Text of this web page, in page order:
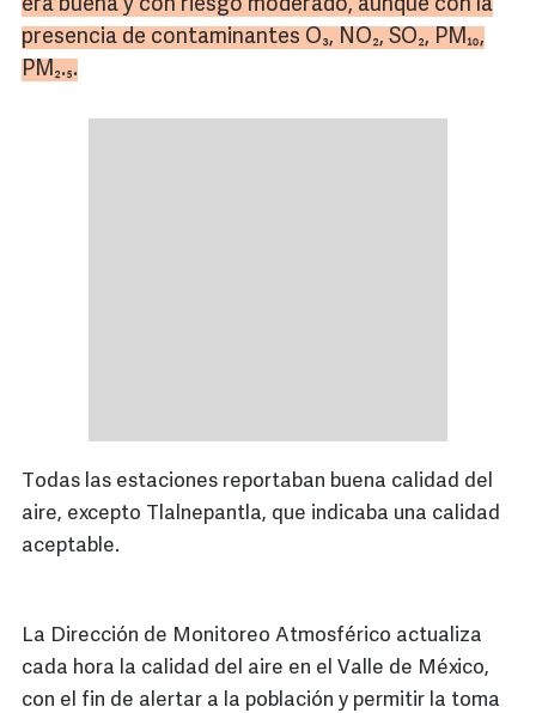
era buena y con riesgo moderado, aunque con la
presencia de contaminantes O₃, NO₂, SO₂, PM₁₀,
PM₂.₅.
Todas las estaciones reportaban buena calidad del
aire, excepto Tlalnepantla, que indicaba una calidad
aceptable.
La Dirección de Monitoreo Atmosférico actualiza
cada hora la calidad del aire en el Valle de México,
con el fin de alertar a la población y permitir la toma